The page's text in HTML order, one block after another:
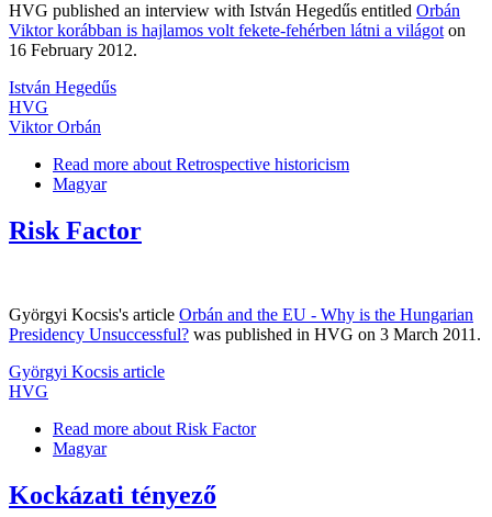
HVG published an interview with István Hegedűs entitled Orbán
Viktor korábban is hajlamos volt fekete-fehérben látni a világoton
16 February 2012.
István Hegedűs
HVG
Viktor Orbán
Read more about Retrospective historicism
Magyar
Risk Factor
Györgyi Kocsis's article Orbán and the EU - Why is the Hungarian
Presidency Unsuccessful? was published in HVG on 3 March 2011.
Györgyi Kocsis article
HVG
Read more about Risk Factor
Magyar
Kockázati tényező